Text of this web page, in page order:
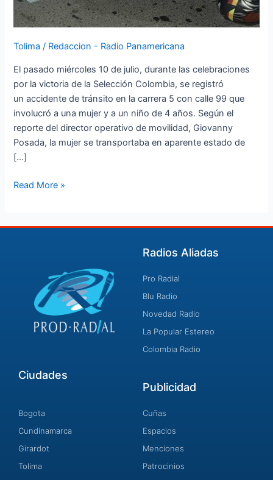
Tolima / Redaccion - Radio Panamericana
El pasado miércoles 10 de julio, durante las celebraciones
por la victoria de la Selección Colombia, se registró
un accidente de tránsito en la carrera 5 con calle 99 que
involucró a una mujer y a un niño de 4 años. Según el
reporte del director operativo de movilidad, Giovanny
Posada, la mujer se transportaba en aparente estado de
[…]
accidente
de
en
Ibagué
Read More »
Radios Aliadas
Pro Radial
Blu Radio
Novedad Radio
La Popular Estereo
Colombia Radio
Ciudades
Bogota
Cundinamarca
Girardot
Tolima
Publicidad
Cuñas
Espacios
Menciones
Patrocinios